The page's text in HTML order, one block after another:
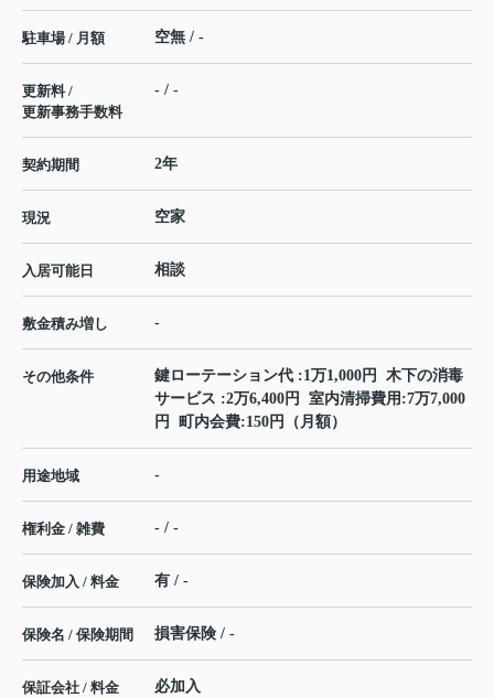
駐車場 / 月額 空無 / -
更新料 /
更新事務手数料
- / -
契約期間 2年
現況 空家
入居可能日 相談
敷金積み増し -
その他条件
鍵ローテーション代 :1万1,000円 木下の消毒
サービス :2万6,400円 室内清掃費用:7万7,000
円 町内会費:150円（月額）
用途地域 -
権利金 / 雑費 - / -
保険加入 / 料金 有 / -
保険名 / 保険期間 損害保険 / -
保証会社 / 料金
必加入